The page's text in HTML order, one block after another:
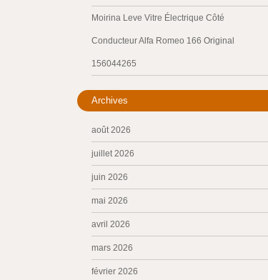
Moirina Leve Vitre Électrique Côté
Conducteur Alfa Romeo 166 Original
156044265
Archives
août 2026
juillet 2026
juin 2026
mai 2026
avril 2026
mars 2026
février 2026